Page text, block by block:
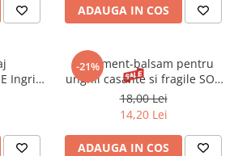
ADAUGA IN COS
Ingrid
-21%
Tratament-balsam pentru
unghii casante si fragile SOS
Eveline 12 ml
18,00 Lei
14,20 Lei
ADAUGA IN COS